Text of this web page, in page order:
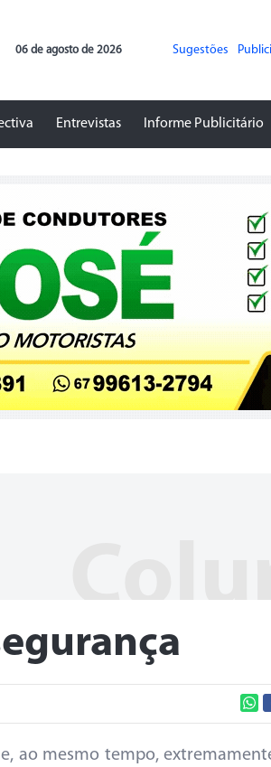
06 de agosto de 2026 Sugestões
Entrevistas Informe Publicitário
ao mesmo tempo,